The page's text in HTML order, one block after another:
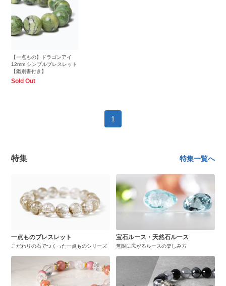
【一点もの】ドラゴンアイ
12mm シンプルブレスレット
【鑑別書付き】
Sold Out
1
特集 特集一覧へ
一点ものブレスレット
こだわりの石でつくった一点ものシリーズ
宝石ルース・天然石ルース
無限に広がるルースの楽しみ方